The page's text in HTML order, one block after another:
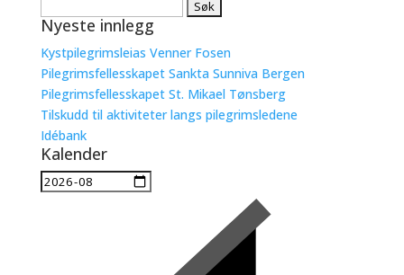
etter:
Nyeste innlegg
Kystpilegrimsleias Venner Fosen
Pilegrimsfellesskapet Sankta Sunniva Bergen
Pilegrimsfellesskapet St. Mikael Tønsberg
Tilskudd til aktiviteter langs pilegrimsledene
Idébank
Kalender